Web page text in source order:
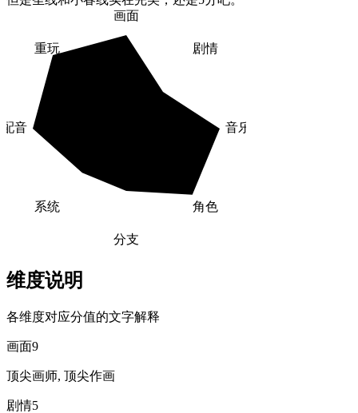
画面
剧情
音乐
角色
分支
系统
配音
重玩
维度说明
各维度对应分值的文字解释
画面9
顶尖画师, 顶尖作画
剧情5